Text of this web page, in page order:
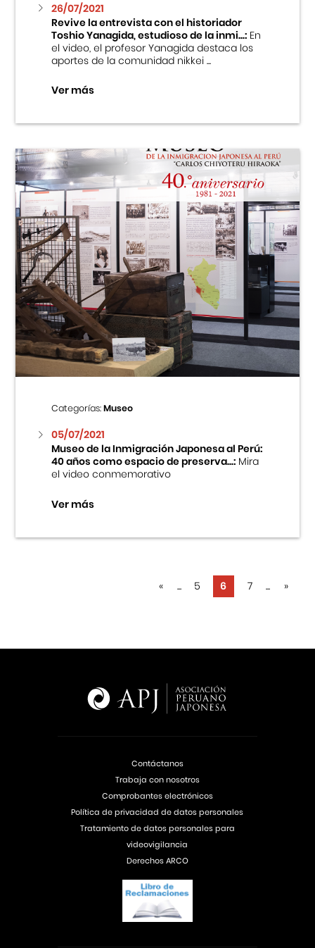
26/07/2021
Revive la entrevista con el historiador
Toshio Yanagida, estudioso de la inmi...:En
el video, el profesor Yanagida destaca los
aportes de la comunidad nikkei ...
Ver más
Categorías:Museo
05/07/2021
Museo de la Inmigración Japonesa al Perú:
40 años como espacio de preserva...:Mira
el video conmemorativo
Ver más
« ... 5 6 7 ... »
Contáctanos
Trabaja con nosotros
Comprobantes electrónicos
Política de privacidad de datos personales
Tratamiento de datos personales para
videovigilancia
Derechos ARCO